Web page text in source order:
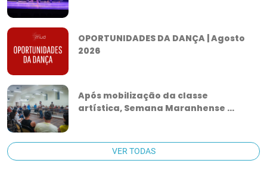
OPORTUNIDADES DA DANÇA | Agosto
2026
Após mobilização da classe
artística, Semana Maranhense ...
VER TODAS